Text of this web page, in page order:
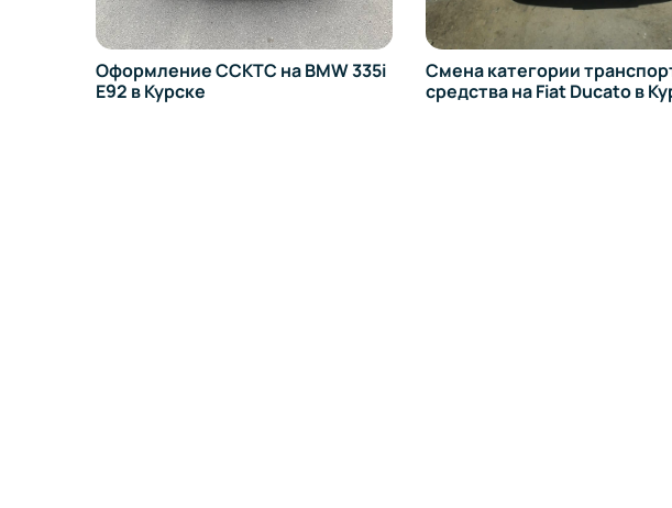
на BMW 335i
Смена категории транспортного
средства на Fiat Ducato в Курске